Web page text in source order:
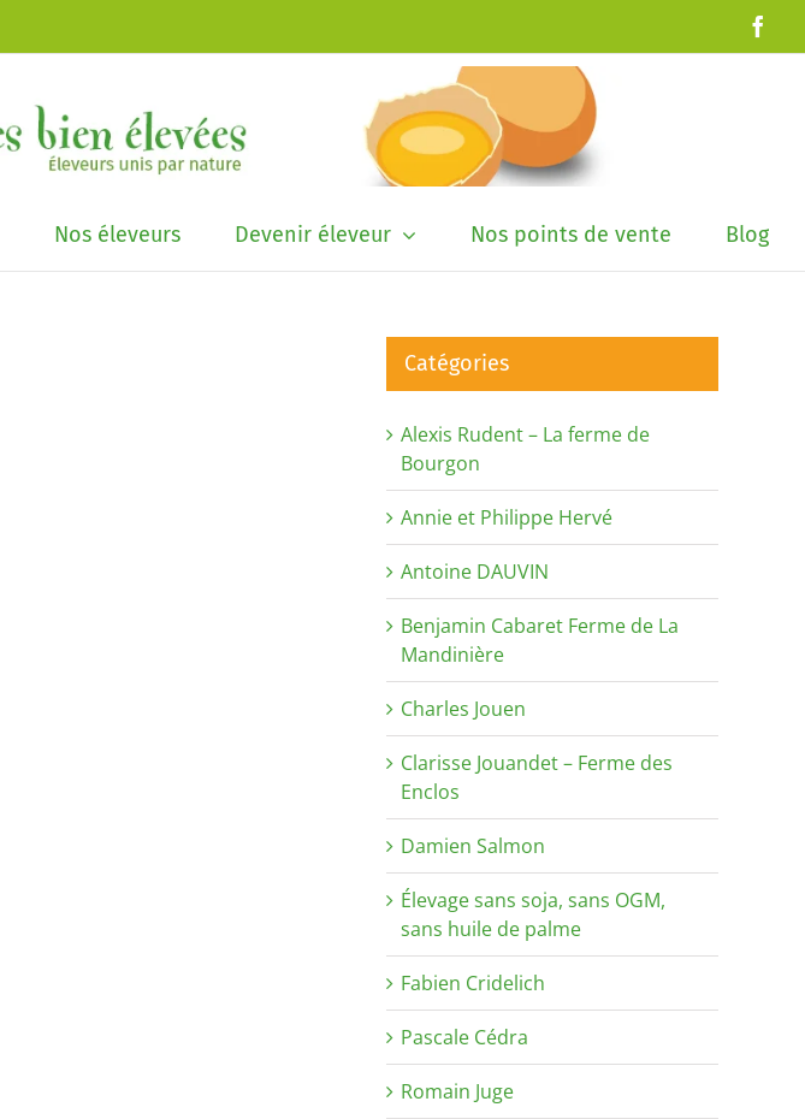
Nos éleveurs Devenir éleveur Nos points de vente Blog
Catégories
Alexis Rudent – La ferme de
Bourgon
Annie et Philippe Hervé
Antoine DAUVIN
Benjamin Cabaret Ferme de La
Mandinière
Charles Jouen
Clarisse Jouandet – Ferme des
Enclos
Damien Salmon
Élevage sans soja, sans OGM,
sans huile de palme
Fabien Cridelich
Pascale Cédra
Romain Juge